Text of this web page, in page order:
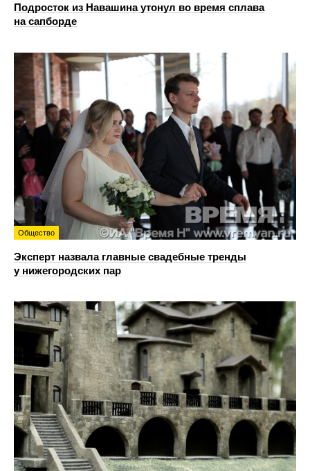
Подросток из Навашина утонул во время сплава
на сапборде
Общество
Эксперт назвала главные свадебные тренды
у нижегородских пар